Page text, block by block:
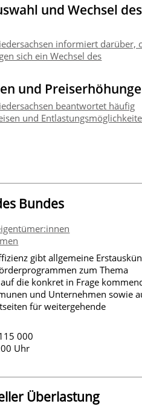
und Wechsel des
informiert darüber,
sich ein Wechsel des
und
beantwortet häufig
und
Bundes
gibt allgemeine
zum Thema
die konkret in Frage
und Unternehmen sowie
für weitergehende
000
Uhr
Überlastung